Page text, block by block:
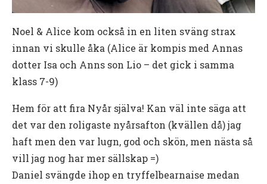
Noel & Alice kom också in en liten sväng strax
innan vi skulle åka (Alice är kompis med Annas
dotter Isa och Anns son Lio – det gick i samma
klass 7-9)
Hem för att fira Nyår själva! Kan väl inte säga att
det var den roligaste nyårsafton (kvällen då) jag
haft men den var lugn, god och skön, men nästa så
vill jag nog har mer sällskap =)
Daniel svängde ihop en tryffelbearnaise medan